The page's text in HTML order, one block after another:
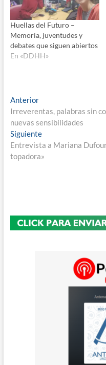
Huellas del Futuro –
Memoria, juventudes y
debates que siguen abiertos
En «DDHH»
Navegación
de
entradas
AnteriorEntrada
anterior:
Irreverentas, palabras sin
nuevas sensibilidades
SiguienteEntrada
siguiente:
Entrevista a Mariana
topadora»